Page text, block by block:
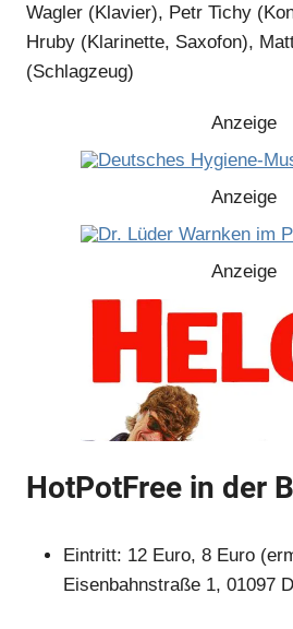
Wagler (Klavier), Petr Tichy
Hruby (Klarinette, Saxofon),
(Schlagzeug)
Anzeige
Anzeige
Anzeige
HotPotFree in der
Eintritt: 12 Euro, 8 Euro
Eisenbahnstraße 1, 01097